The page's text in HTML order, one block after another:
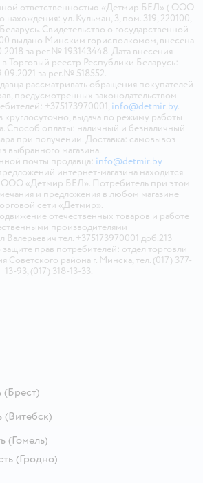
ответственностью «Детмир БЕЛ» ( ООО
ул. Кульман, 3, пом. 319, 220100,
Свидетельство о государственной
выдано Минским горисполкомом, внесена
за рег.№ 193143448. Дата внесения
в Торговый реестр Республики Беларусь:
за рег.№ 518552.
рассматривать обращения покупателей
предусмотренных законодательством
+375173970001, info@detmir.by.
круглосуточно, выдача по режиму работы
Способ оплаты: наличный и безналичный
при получении. Доставка: самовывоз
выбранного магазина.
почты продавца: info@detmir.by
интернет-магазина находится
ООО «Детмир БЕЛ». Потребитель при этом
и предложения в любом магазине
сети «Детмир».
отечественных товаров и работе
производителями
тел. +375173970001 доб.213
прав потребителей: отдел торговли
Советского района г. Минска, тел. (017) 377-
13-93, (017) 318-13-33.
(Брест)
(Витебск)
(Гомель)
(Гродно)